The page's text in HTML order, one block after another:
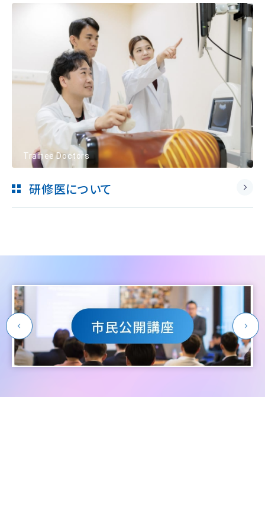
Trainee Doctors
研修医について